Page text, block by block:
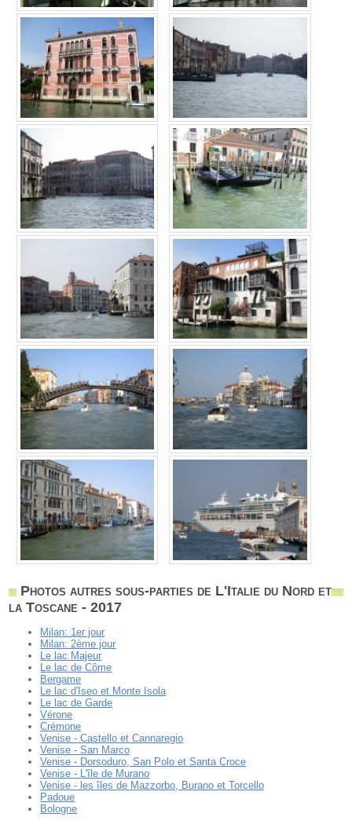
Photos autres sous-parties de L'Italie du Nord et
la Toscane - 2017
Milan: 1er jour
Milan: 2ème jour
Le lac Majeur
Le lac de Côme
Bergame
Le lac d'Iseo et Monte Isola
Le lac de Garde
Vérone
Crémone
Venise - Castello et Cannaregio
Venise - San Marco
Venise - Dorsoduro, San Polo et Santa Croce
Venise - L'île de Murano
Venise - les îles de Mazzorbo, Burano et Torcello
Padoue
Bologne